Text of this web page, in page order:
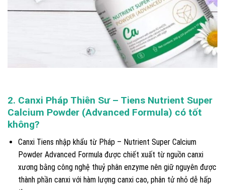
2. Canxi Pháp Thiên Sư – Tiens Nutrient Super
Calcium Powder (Advanced Formula) có tốt
không?
Canxi Tiens nhập khẩu từ Pháp – Nutrient Super Calcium
Powder Advanced Formula được chiết xuất từ nguồn canxi
xương bằng công nghệ thuỷ phân enzyme nên giữ nguyên được
thành phần canxi với hàm lượng canxi cao, phân tử nhỏ dễ hấp